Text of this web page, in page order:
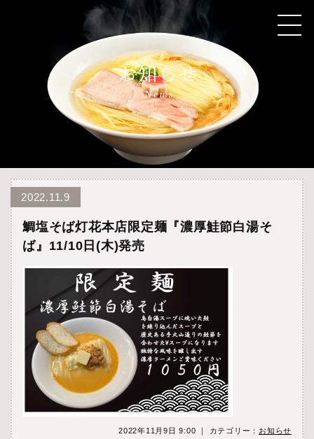
2022.11.9
鯛塩そば灯花本店限定麺『濃厚鮭節白湯そ
ば』11/10日(木)発売
2022年11月9日 9:00 ｜ カテゴリー： お知らせ